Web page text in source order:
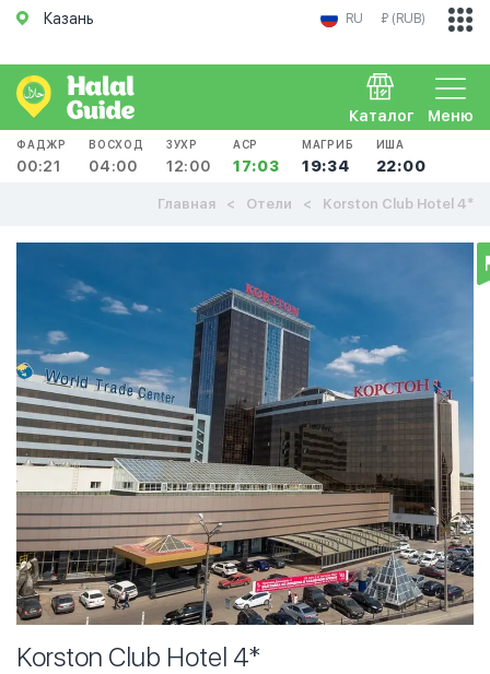
Казань RU ₽ (RUB)
Меню
Каталог
ФАДЖР
00:21
ВОСХОД
04:00
ЗУХР
12:00
АСР
17:03
МАГРИБ
19:34
ИША
22:00
Главная Отели Korston Club Hotel 4*
Korston Club Hotel 4*